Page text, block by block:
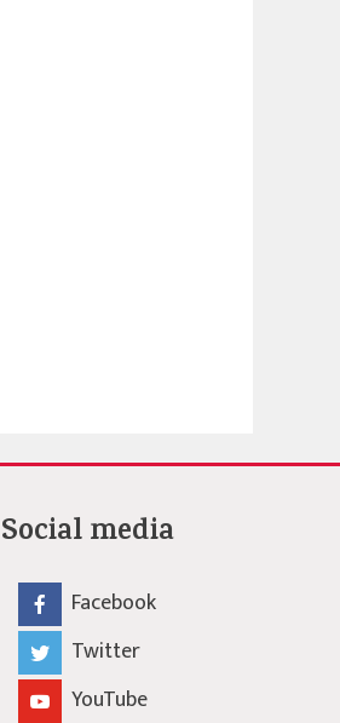
Social media
Facebook
Twitter
YouTube